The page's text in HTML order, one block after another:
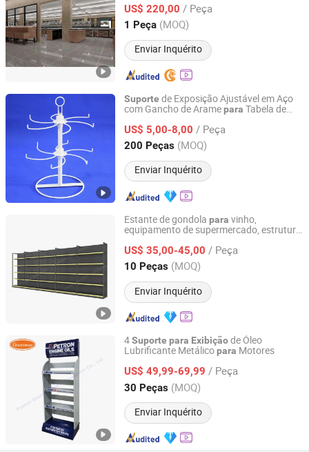
Suprimento Industrial, Estante de
Exibição
US$ 220,00 / Peça
1 Peça (MOQ)
Enviar Inquérito
Jiangsu, China Desde 2012
Suporte de Exposição Ajustável em Aço
com Gancho de Aramepara Tabela de
US$ 5,00-8,00 / Peça
200 Peças (MOQ)
Enviar Inquérito
Wuxi Puhui Metal Products Co., Ltd.
Jiangsu, China Desde 2014
Estante de gondola para vinho,
equipamento de supermercado, estrutura
para loja de alimentos
US$ 35,00-45,00 / Peça
10 Peças (MOQ)
Enviar Inquérito
QingDao JiaChenXin Metal Products Co., Ltd.
Shandong, China Desde 2025
4Suporte para Exibiçãode Óleo
Lubrificante Metálicopara Motores
US$ 49,99-69,99 / Peça
30 Peças (MOQ)
Enviar Inquérito
Foshan Giantmay Metal Production Co., Ltd.
Guangdong, China Desde 2017